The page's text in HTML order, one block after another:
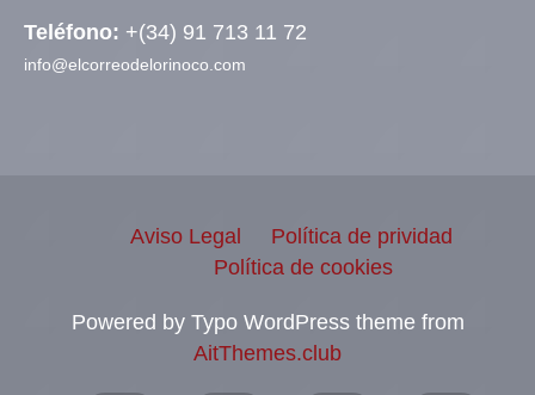
Teléfono: +(34) 91 713 11 72
info@elcorreodelorinoco.com
Aviso Legal
Política de prividad
Política de cookies
Powered by Typo WordPress theme from
AitThemes.club